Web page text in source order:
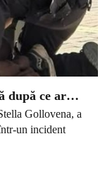
după ce ar…
Gollovena, a
un incident